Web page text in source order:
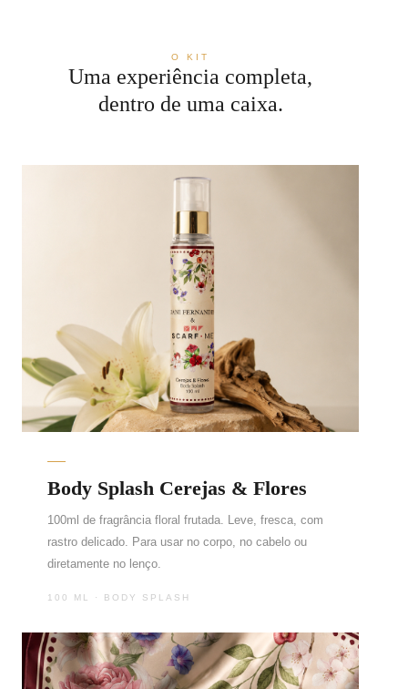
O KIT
Uma experiência completa,
dentro de uma caixa.
Body Splash Cerejas & Flores
100ml de fragrância floral frutada. Leve, fresca, com
rastro delicado. Para usar no corpo, no cabelo ou
diretamente no lenço.
100 ML · BODY SPLASH